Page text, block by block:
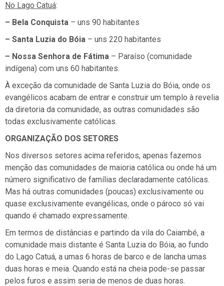
No Lago Catuá:
– Bela Conquista – uns 90 habitantes
– Santa Luzia do Bóia – uns 220 habitantes
– Nossa Senhora de Fátima – Paraíso (comunidade
indígena) com uns 60 habitantes.
À exceção da comunidade de Santa Luzia do Bóia, onde os
evangélicos acabam de entrar e construir um templo à revelia
da diretoria da comunidade, as outras comunidades são
todas exclusivamente católicas.
ORGANIZAÇÃO DOS SETORES
Nos diversos setores acima referidos, apenas fazemos
menção das comunidades de maioria católica ou onde há um
número significativo de famílias declaradamente católicas.
Mas há outras comunidades (poucas) exclusivamente ou
quase exclusivamente evangélicas, onde o pároco só vai
quando é chamado expressamente.
Em termos de distâncias e partindo da vila do Caiambé, a
comunidade mais distante é Santa Luzia do Bóia, ao fundo
do Lago Catuá, a umas 6 horas de barco e de lancha umas
duas horas e meia. Quando está na cheia pode-se passar
pelos furos e assim seria de menos de duas horas.